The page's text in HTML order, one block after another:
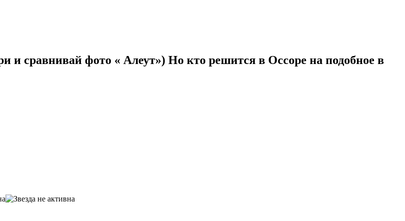
и сравнивай фото « Алеут») Но кто решится в Оссоре на подобное в